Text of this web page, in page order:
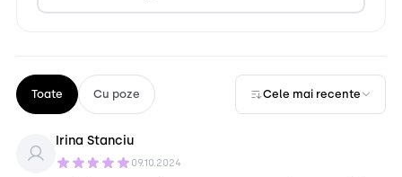
Toate Cu poze Cele mai recente
Irina Stanciu
09.10.2024